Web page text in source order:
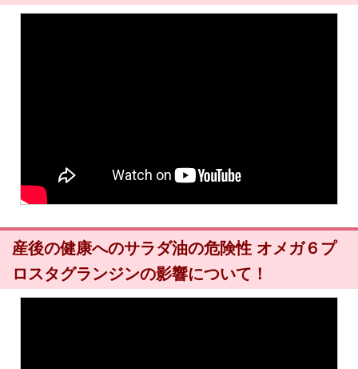
産後の健康へのサラダ油の危険性 オメガ６プ
ロスタグランジンの影響について！